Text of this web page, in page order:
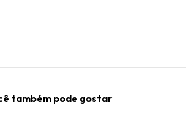
também pode gostar